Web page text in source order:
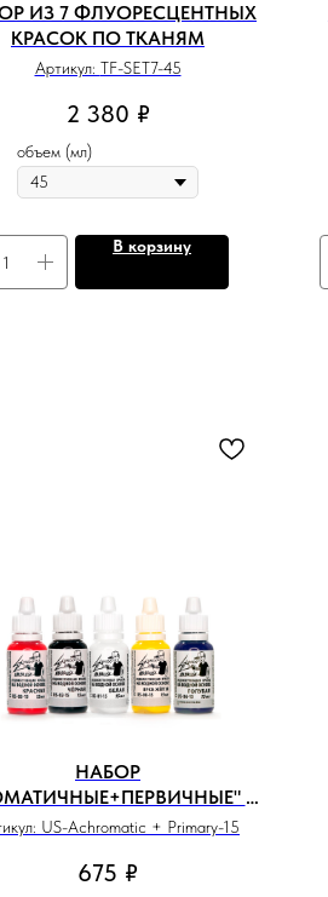
ИЗ 7 ФЛУОРЕСЦЕНТНЫХ
КРАСОК ПО ТКАНЯМ
Артикул: TF-SET7-45
2 380 ₽
объем (мл)
В корзину
НАБОР
ИЗ
5 БАЗОВЫХ ЦВЕТОВ
US-Achromatic + Primary-15
675 ₽